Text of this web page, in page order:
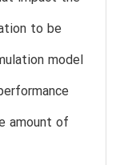
to be
model
amount of